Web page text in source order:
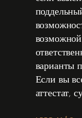
варианты
Если вы
аттестат,